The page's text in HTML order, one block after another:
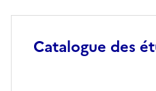
Catalogue des